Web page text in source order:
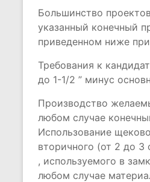
Большинство
указанный конечный
приведенном ниже
Требования к
до 1-1/2 ” минус
Производство
любом случае
Использование
вторичного (от 2 до 3
, используемого в
любом случае